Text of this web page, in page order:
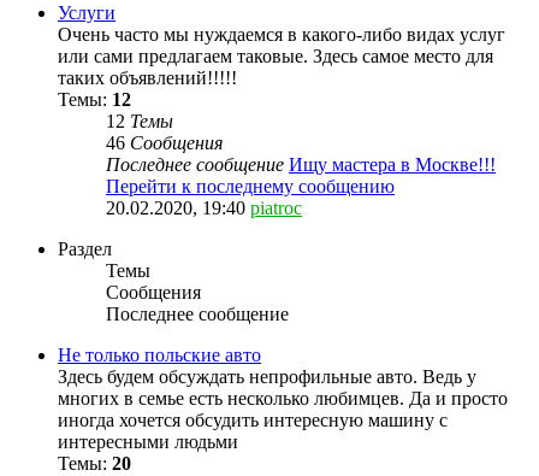
Услуги
Очень часто мы нуждаемся в какого-либо видах услуг
или сами предлагаем таковые. Здесь самое место для
таких объявлений!!!!!
Темы: 12
12 Темы
46 Сообщения
Последнее сообщение Ищу мастера в Москве!!!
Перейти к последнему сообщению
20.02.2020, 19:40 piatroc
Раздел
Темы
Сообщения
Последнее сообщение
Не только польские авто
Здесь будем обсуждать непрофильные авто. Ведь у
многих в семье есть несколько любимцев. Да и просто
иногда хочется обсудить интересную машину с
интересными людьми
Темы: 20